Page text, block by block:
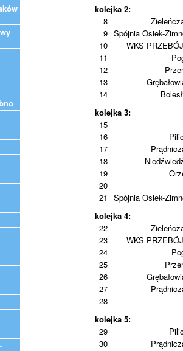
kolejka 2:
8
9 Spójnia Osiek-
10
WKS
11
12
13
14
kolejka 3:
15
16
17
18
19
20
21
Spójnia Osiek-
kolejka 4:
22
23
WKS
24
25
26
27
28
kolejka 5:
29
30